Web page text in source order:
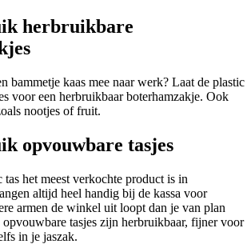
herbruikbare
bammetje kaas mee naar werk? Laat de plastic
voor een herbruikbaar boterhamzakje. Ook
nootjes of fruit.
opvouwbare tasjes
tas het meest verkochte product is in
altijd heel handig bij de kassa voor
armen de winkel uit loopt dan je van plan
tasjes zijn herbruikbaar, fijner voor
in je jaszak.